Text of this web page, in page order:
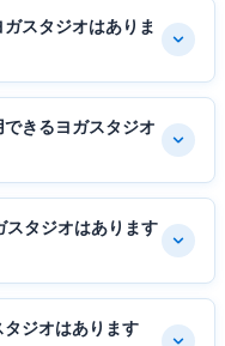
スタジオはありま
きるヨガスタジオ
スタジオはあります
ジオはあります